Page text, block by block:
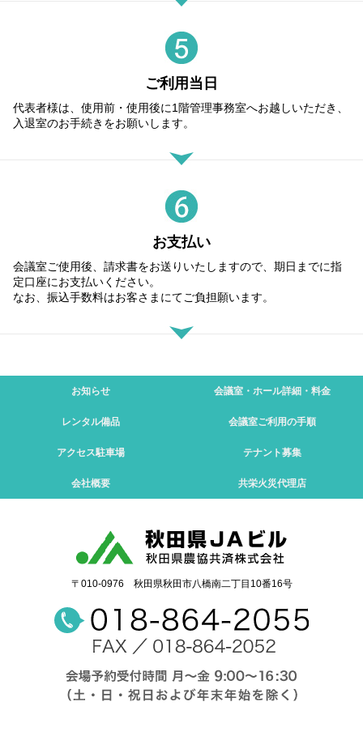
ご利用当日
代表者様は、使用前・使用後に1階管理事務室へお越しいただき、
入退室のお手続きをお願いします。
お支払い
会議室ご使用後、請求書をお送りいたしますので、期日までに指
定口座にお支払いください。
なお、振込手数料はお客さまにてご負担願います。
お知らせ 会議室・ホール詳細・料金
レンタル備品 会議室ご利用の手順
アクセス駐車場 テナント募集
会社概要 共栄火災代理店
〒010-0976 秋田県秋田市八橋南二丁目10番16号